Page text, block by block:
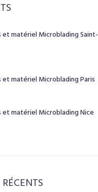
matériel Microblading Saint-
matériel Microblading Paris
matériel Microblading Nice